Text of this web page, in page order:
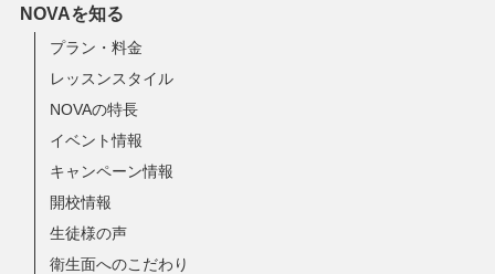
NOVAを知る
プラン・料金
レッスンスタイル
NOVAの特長
イベント情報
キャンペーン情報
開校情報
生徒様の声
衛生面へのこだわり